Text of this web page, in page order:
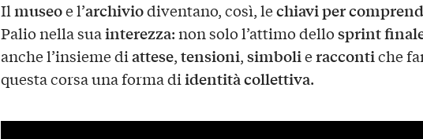
Ilmuseoe l’archiviodiventano, così, lechiavi per
Palio nella suainterezza: non solo l’attimo dellosprint
anche l’insieme diattese,tensioni,simbolieraccontiche
questa corsa una forma diidentità collettiva.